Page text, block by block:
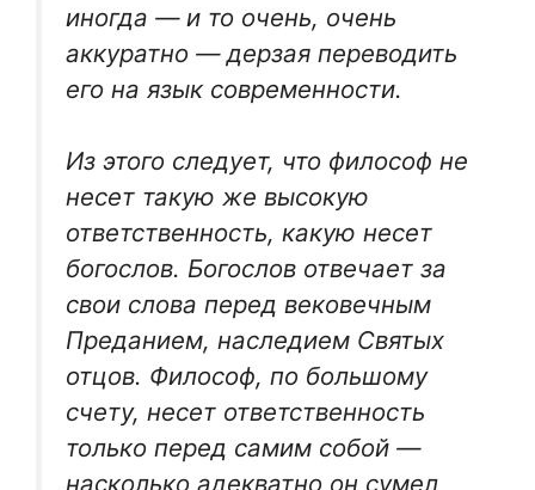
иногда — и то очень, очень
аккуратно — дерзая переводить
его на язык современности.
Из этого следует, что философ не
несет такую же высокую
ответственность, какую несет
богослов. Богослов отвечает за
свои слова перед вековечным
Преданием, наследием Святых
отцов. Философ, по большому
счету, несет ответственность
только перед самим собой —
насколько адекватно он сумел